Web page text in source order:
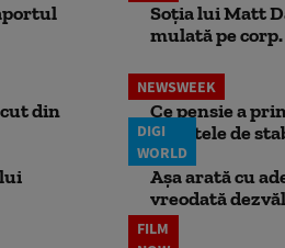
Soția lui Matt
mulată pe
din
NEWSWEEK
Ce pensie a
punctele de
DIGI
WORLD
Așa arată cu
vreodată
FILM